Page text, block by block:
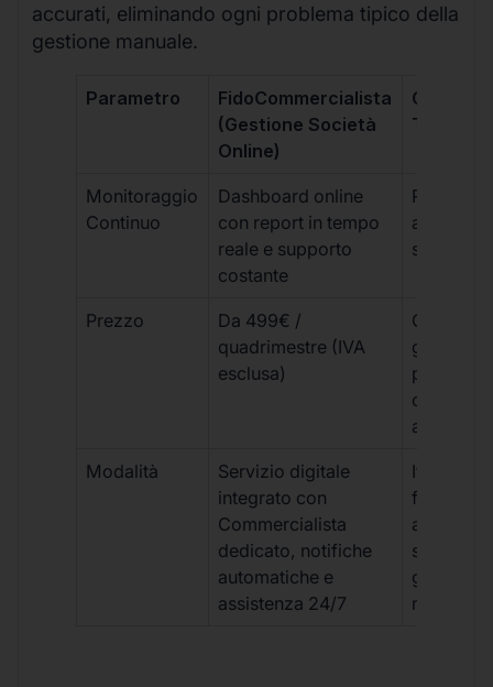
accurati, eliminando ogni problema tipico della
gestione manuale.
Parametro
FidoCommercialista
(Gestione Società
Online)
Monitoraggio
Continuo
Dashboard online
con report in tempo
reale e supporto
costante
Report
sporadici
Prezzo
Da 499€ /
quadrimestre (IVA
esclusa)
Costi
più
ogni
Modalità
Servizio digitale
integrato con
Commercialista
dedicato, notifiche
automatiche e
assistenza 24/7
Iter
studio e
gestione
manuale